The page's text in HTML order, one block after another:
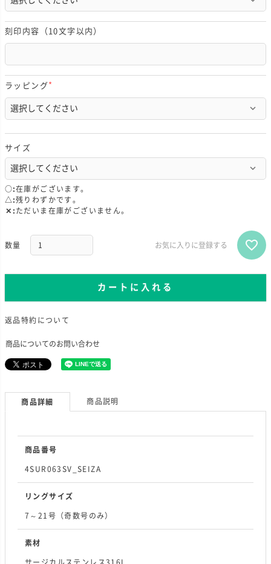
須
)
刻印内容（10文字以内）
ラッピング
必
須
)
サイズ
○ 在庫がございます。
△ 残りわずかです。
✕
ただいま在庫がございません。
お気に入りに登録する
カートに入れる
返品特約について
商品についてのお問い合わせ
商品詳細 商品説明
商品番号
4SUR063SV_SEIZA
リングサイズ
7～21号（奇数号のみ）
素材
サージカルステンレス316L